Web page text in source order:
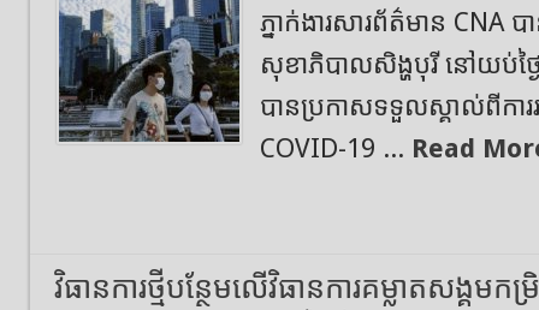
ភ្នាក់ងារសារព័ត៌មាន CNA
សុខាភិបាលសិង្ហបុរី នៅយប់ថ្
បានប្រកាសទទួលស្គាល់ពីការ
COVID-19 ... Read
វិធានការថ្មីបន្ថែមលើវិធានការគម្លាតសង្គ